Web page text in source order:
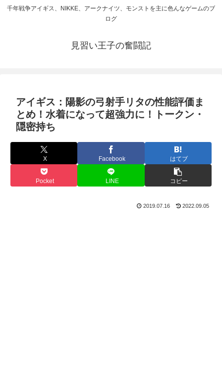
千年戦争アイギス、NIKKE、アークナイツ、モンストを主に色んなゲームのブ
ログ
見習い王子の奮闘記
アイギス：陽影の弓射手リタの性能評価ま
とめ！水着になって超強力に！トークン・
隠密持ち
X Facebook はてブ
Pocket LINE コピー
2019.07.16 2022.09.05